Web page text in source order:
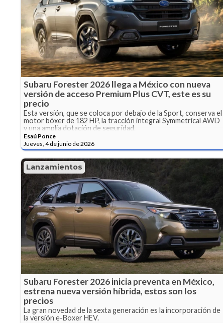
Subaru Forester 2026 llega a México con nueva
versión de acceso Premium Plus CVT, este es su
precio
Esta versión, que se coloca por debajo de la Sport, conserva el
motor bóxer de 182 HP, la tracción integral Symmetrical AWD
y una amplia dotación de seguridad.
Esaú Ponce
Jueves, 4 de junio de 2026
Lanzamientos
Subaru Forester 2026 inicia preventa en México,
estrena nueva versión híbrida, estos son los
precios
La gran novedad de la sexta generación es la incorporación de
la versión e-Boxer HEV.